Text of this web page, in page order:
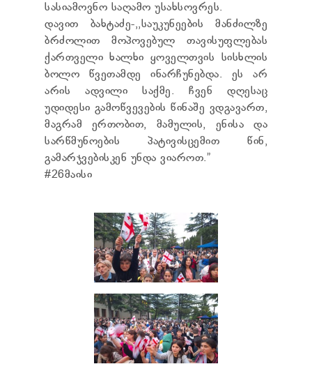
სასიამოვნო საღამო უსახსოვრეს.
დავით ბახტაძე-,,საუკუნეების მანძილზე
ბრძოლით მოპოვებულ თავისუფლებას
ქართველი ხალხი ყოველთვის სისხლის
ბოლო წვეთამდე ინარჩუნებდა. ეს არ
არის ადვილი საქმე. ჩვენ დღესაც
უდიდესი გამოწვევების წინაშე ვდგავართ,
მაგრამ ერთობით, მამულის, ენისა და
სარწმუნოების პატივისცემით წინ,
გამარჯვებისკენ უნდა ვიაროთ.”
#26მაისი